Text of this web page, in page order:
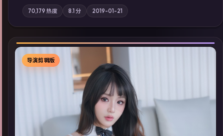
小镇的平静被一封匿名信彻底打破；摄影与配乐强化地域气质；
站内亦可通过「国产免费观看高清电视剧在线看」延展检索同类
型高分佳作，畅享高清在线追剧体验。
70,179 热度 8.1 分 2019-01-21
▶
导演剪辑版